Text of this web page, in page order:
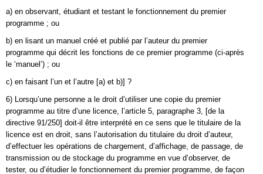
a) en observant, étudiant et testant le fonctionnement du premier
programme ; ou
b) en lisant un manuel créé et publié par l’auteur du premier
programme qui décrit les fonctions de ce premier programme (ci-après
le ‘manuel’) ; ou
c) en faisant l’un et l’autre [a) et b)] ?
6) Lorsqu’une personne a le droit d’utiliser une copie du premier
programme au titre d’une licence, l’article 5, paragraphe 3, [de la
directive 91/250] doit-il être interprété en ce sens que le titulaire de la
licence est en droit, sans l’autorisation du titulaire du droit d’auteur,
d’effectuer les opérations de chargement, d’affichage, de passage, de
transmission ou de stockage du programme en vue d’observer, de
tester, ou d’étudier le fonctionnement du premier programme, de façon